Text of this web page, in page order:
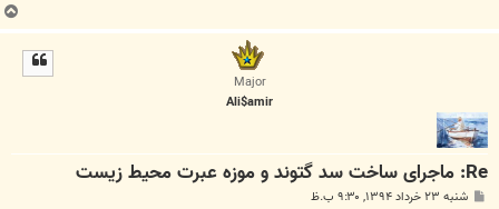
ب
ا
Major
Ali$amir
Re: ماجرای ساخت سد گتوند و موزه عبرت محیط زیست
پ شنبه ۲۳ خرداد ۱۳۹۴, ۹:۳۰ ب.ظ